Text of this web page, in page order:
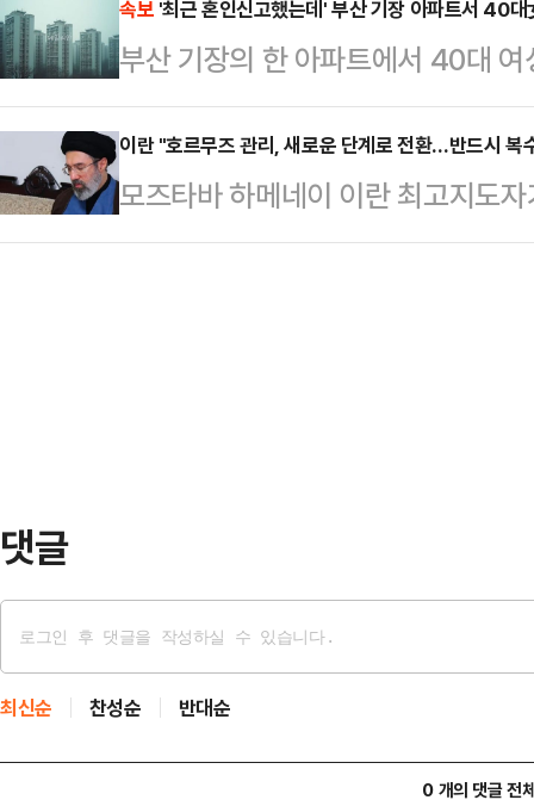
위가 아래지만, 이 가정에서는 힘이
'동물의 왕국'과 같은 관계였을 것"
다'…
건물 옥상에서 "남학생이 뛰어내렸
한 소방 당국은 A군을 병원으로 옮
골절상을 입어 응급치료를 받았으
과 소방 당국은 정확한 경위를 조사
속보 '최근 혼인신고했는데' 부산 기장 아파트서 40
부산 기장의 한 아파트에서 40대
전 2시22분께 기장군의 한 아파트
채 발견됐다.남성을 살해한 것으로
다. 부부는 최근 혼인신고를 한 것
조사하고 있다.
이란 "호르무즈 관리, 새로운 단계로 전환…반드시 복
모즈타바 하메네이 이란 최고지도
로 전환하겠다고 밝혔다.로이터통
댓글
최신순 찬성순 반대순
0 개의 댓글 전